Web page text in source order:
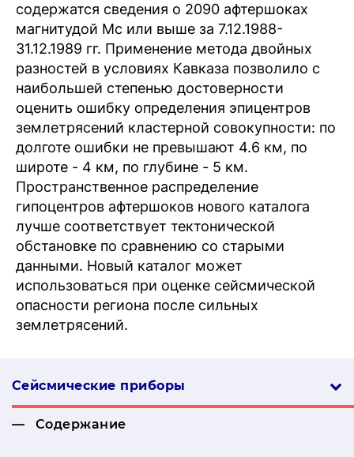
содержатся сведения о 2090 афтершоках
магнитудой Mc или выше за 7.12.1988-
31.12.1989 гг. Применение метода двойных
разностей в условиях Кавказа позволило с
наибольшей степенью достоверности
оценить ошибку определения эпицентров
землетрясений кластерной совокупности: по
долготе ошибки не превышают 4.6 км, по
широте - 4 км, по глубине - 5 км.
Пространственное распределение
гипоцентров афтершоков нового каталога
лучше соответствует тектонической
обстановке по сравнению со старыми
данными. Новый каталог может
использоваться при оценке сейсмической
опасности региона после сильных
землетрясений.
Сейсмические приборы
Содержание